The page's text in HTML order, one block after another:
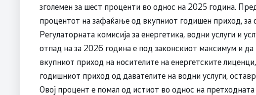
зголемен за шест проценти во однос на 2025 година.
процентот на зафаќање од вкупниот годишен приход,
Регулаторната комисија за енергетика, водни услуги и
отпад на за 2026 година е под законскиот максимум и
вкупниот приход на носителите на енергетските
годишниот приход од давателите на водни услуги,
Овој процент е помал од истиот во однос на претходната